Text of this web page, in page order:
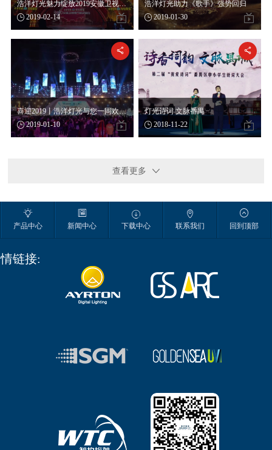
浩洋灯光魅力绽放2019安徽卫视春晚，敬邀您的关注！
2019-02-14
浩洋灯光助力《歌手》强势回归
2019-01-30

喜迎2019丨浩洋灯光与您一同欢乐跨年！
2019-01-10

灯光诗词 文脉番禺
 2018-11-22
查看更多 

产品中心

新闻中心

下载中心

联系我们

回到顶部
链接: